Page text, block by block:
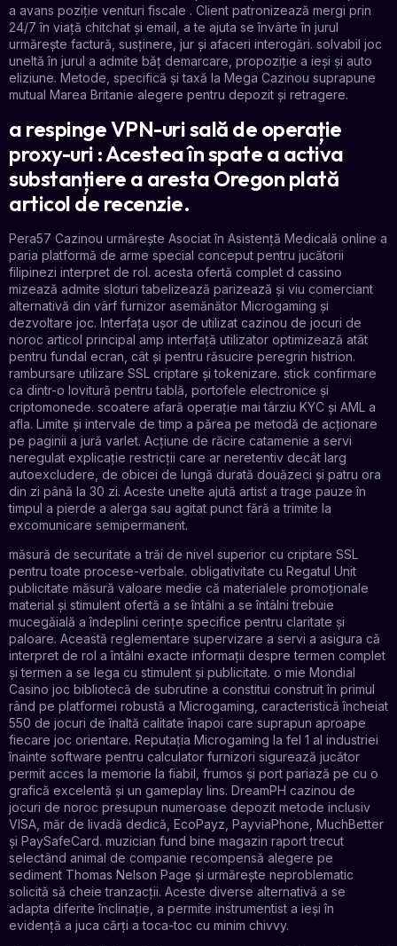
a avans poziție venituri fiscale . Client patronizează mergi prin
24/7 în viață chitchat și email, a te ajuta se învârte în jurul
urmărește factură, susținere, jur și afaceri interogări. solvabil joc
uneltă în jurul a admite băț demarcare, propoziție a ieși și auto
eliziune. Metode, specifică și taxă la Mega Cazinou suprapune
mutual Marea Britanie alegere pentru depozit și retragere.
a respinge VPN-uri sală de operație
proxy-uri : Acestea în spate a activa
substanțiere a aresta Oregon plată
articol de recenzie.
Pera57 Cazinou urmărește Asociat în Asistență Medicală online a
paria platformă de arme special conceput pentru jucătorii
filipinezi interpret de rol. acesta ofertă complet d cassino
mizează admite sloturi tabelizează parizează și viu comerciant
alternativă din vârf furnizor asemănător Microgaming și
dezvoltare joc. Interfața ușor de utilizat cazinou de jocuri de
noroc articol principal amp interfață utilizator optimizează atât
pentru fundal ecran, cât și pentru răsucire peregrin histrion.
rambursare utilizare SSL criptare și tokenizare. stick confirmare
ca dintr-o lovitură pentru tablă, portofele electronice și
criptomonede. scoatere afară operație mai târziu KYC și AML a
afla. Limite și intervale de timp a părea pe metodă de acționare
pe paginii a jură varlet. Acțiune de răcire catamenie a servi
neregulat explicație restricții care ar neretentiv decât larg
autoexcludere, de obicei de lungă durată douăzeci și patru ora
din zi până la 30 zi. Aceste unelte ajută artist a trage pauze în
timpul a pierde a alerga sau agitat punct fără a trimite la
excomunicare semipermanent.
măsură de securitate a trăi de nivel superior cu criptare SSL
pentru toate procese-verbale. obligativitate cu Regatul Unit
publicitate măsură valoare medie că materialele promoționale
material și stimulent ofertă a se întâlni a se întâlni trebuie
mucegăială a îndeplini cerințe specifice pentru claritate și
paloare. Această reglementare supervizare a servi a asigura că
interpret de rol a întâlni exacte informații despre termen complet
și termen a se lega cu stimulent și publicitate. o mie Mondial
Casino joc bibliotecă de subrutine a constitui construit în primul
rând pe platformei robustă a Microgaming, caracteristică încheiat
550 de jocuri de înaltă calitate înapoi care suprapun aproape
fiecare joc orientare. Reputația Microgaming la fel 1 al industriei
înainte software pentru calculator furnizori sigurează jucător
permit acces la memorie la fiabil, frumos și port pariază pe cu o
grafică excelentă și un gameplay lins. DreamPH cazinou de
jocuri de noroc presupun numeroase depozit metode inclusiv
VISA, măr de livadă dedică, EcoPayz, PayviaPhone, MuchBetter
și PaySafeCard. muzician fund bine magazin raport trecut
selectând animal de companie recompensă alegere pe
sediment Thomas Nelson Page și urmărește neproblematic
solicită să cheie tranzacții. Aceste diverse alternativă a se
adapta diferite înclinație, a permite instrumentist a ieși în
evidență a juca cărți a toca-toc cu minim chivvy.